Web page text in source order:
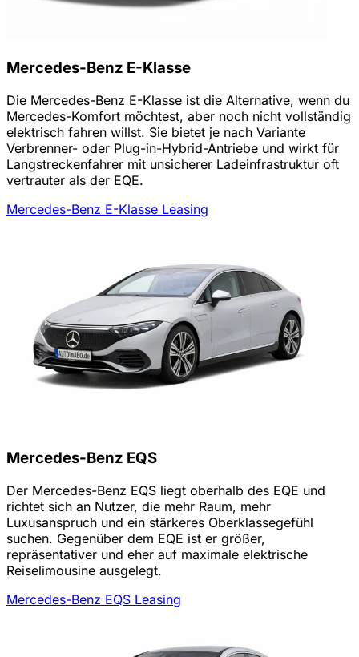
Mercedes-Benz E-Klasse
Die Mercedes-Benz E-Klasse ist die Alternative, wenn du
Mercedes-Komfort möchtest, aber noch nicht vollständig
elektrisch fahren willst. Sie bietet je nach Variante
Verbrenner- oder Plug-in-Hybrid-Antriebe und wirkt für
Langstreckenfahrer mit unsicherer Ladeinfrastruktur oft
vertrauter als der EQE.
Mercedes-Benz E-Klasse Leasing
Mercedes-Benz EQS
Der Mercedes-Benz EQS liegt oberhalb des EQE und
richtet sich an Nutzer, die mehr Raum, mehr
Luxusanspruch und ein stärkeres Oberklassegefühl
suchen. Gegenüber dem EQE ist er größer,
repräsentativer und eher auf maximale elektrische
Reiselimousine ausgelegt.
Mercedes-Benz EQS Leasing